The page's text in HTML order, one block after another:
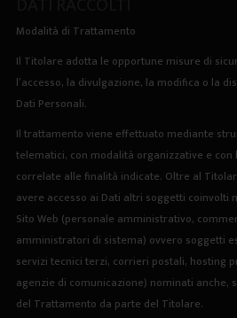
Modalità di Trattamento
Il Titolare adotta le opportune misure di
l’accesso, la divulgazione, la modifica o la
Dati Personali.
Il trattamento viene effettuato mediante
telematici, con modalità organizzative e
correlate alle finalità indicate. Oltre al
avere accesso ai Dati altri soggetti coinvolti
Sito Web (personale amministrativo,
amministratori di sistema) ovvero soggetti
servizi tecnici terzi, corrieri postali, hosting
agenzie di comunicazione) nominati anche,
del Trattamento da parte del Titolare.